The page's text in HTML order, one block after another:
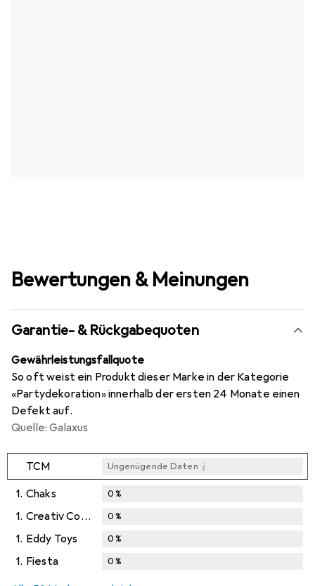
Bewertungen & Meinungen
Garantie- & Rückgabequoten
Gewährleistungsfallquote
So oft weist ein Produkt dieser Marke in der Kategorie
«Partydekoration» innerhalb der ersten 24 Monate einen
Defekt auf.
Quelle: Galaxus
TCM Ungenügende Daten i
1. Chaks 0%
1. Creativ Company 0%
1. Eddy Toys 0%
1. Fiesta 0%